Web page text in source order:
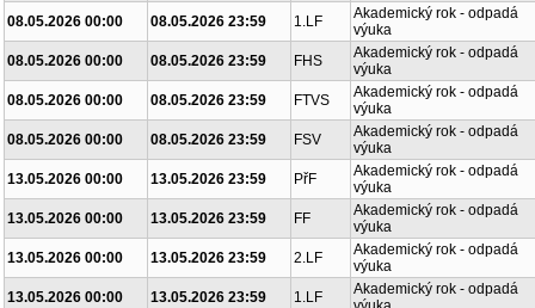
08.05.2026 00:00
08.05.2026 23:59 1.LF
Akademický rok - odpadá
výuka
08.05.2026 00:00
08.05.2026 23:59 FHS
Akademický rok - odpadá
výuka
08.05.2026 00:00
08.05.2026 23:59 FTVS
Akademický rok - odpadá
výuka
08.05.2026 00:00
08.05.2026 23:59 FSV
Akademický rok - odpadá
výuka
13.05.2026 00:00
13.05.2026 23:59 PřF
Akademický rok - odpadá
výuka
13.05.2026 00:00
13.05.2026 23:59 FF
Akademický rok - odpadá
výuka
13.05.2026 00:00
13.05.2026 23:59 2.LF
Akademický rok - odpadá
výuka
13.05.2026 00:00
13.05.2026 23:59 1.LF
Akademický rok - odpadá